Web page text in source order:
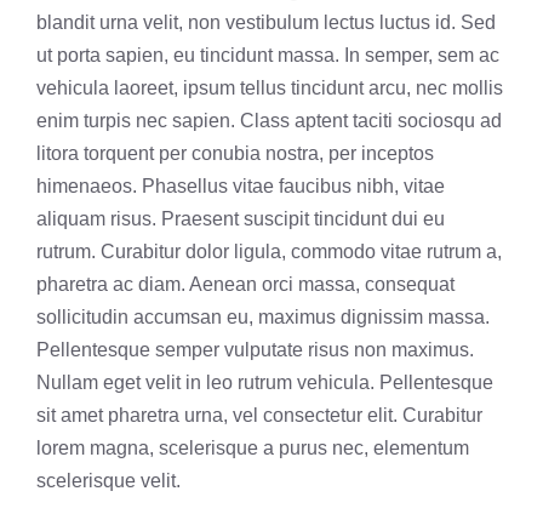
blandit urna velit, non vestibulum lectus luctus id. Sed
ut porta sapien, eu tincidunt massa. In semper, sem ac
vehicula laoreet, ipsum tellus tincidunt arcu, nec mollis
enim turpis nec sapien. Class aptent taciti sociosqu ad
litora torquent per conubia nostra, per inceptos
himenaeos. Phasellus vitae faucibus nibh, vitae
aliquam risus. Praesent suscipit tincidunt dui eu
rutrum. Curabitur dolor ligula, commodo vitae rutrum a,
pharetra ac diam. Aenean orci massa, consequat
sollicitudin accumsan eu, maximus dignissim massa.
Pellentesque semper vulputate risus non maximus.
Nullam eget velit in leo rutrum vehicula. Pellentesque
sit amet pharetra urna, vel consectetur elit. Curabitur
lorem magna, scelerisque a purus nec, elementum
scelerisque velit.